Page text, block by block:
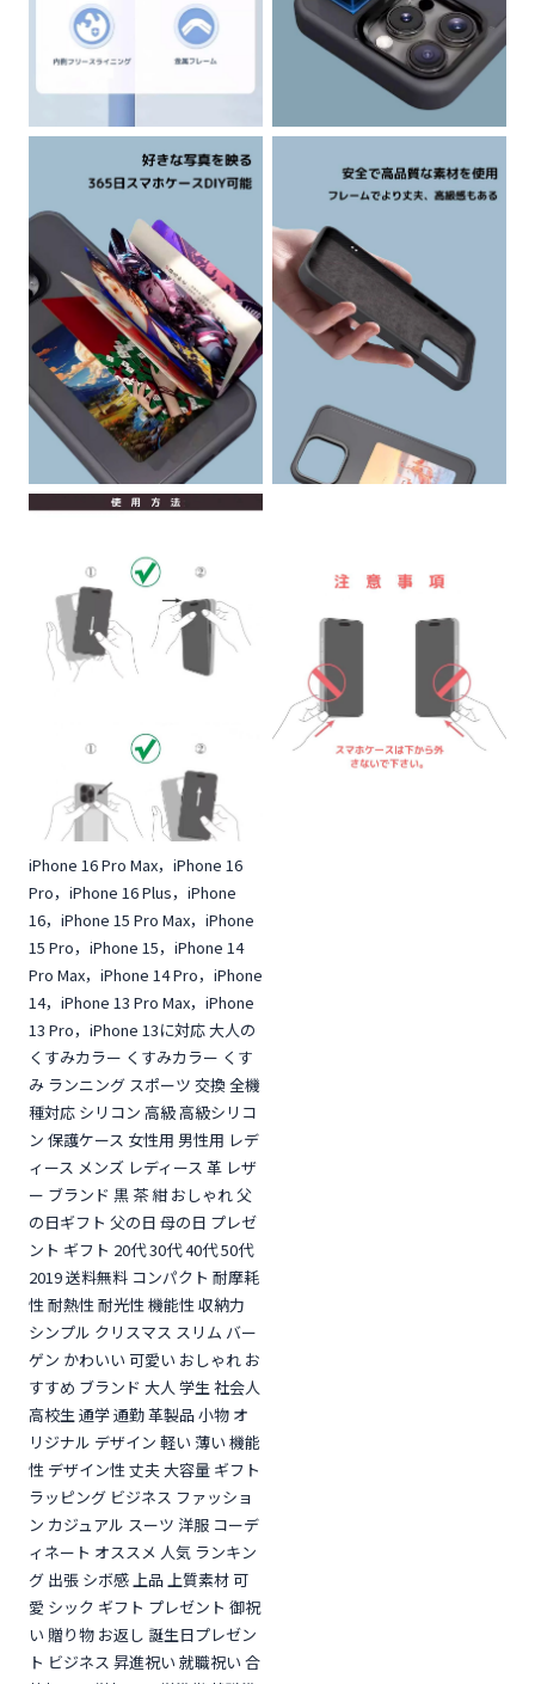
iPhone 16 Pro Max，iPhone 16
Pro，iPhone 16 Plus，iPhone
16，iPhone 15 Pro Max，iPhone
15 Pro，iPhone 15，iPhone 14
Pro Max，iPhone 14 Pro，iPhone
14，iPhone 13 Pro Max，iPhone
13 Pro，iPhone 13に対応 大人の
くすみカラー くすみカラー くす
み ランニング スポーツ 交換 全機
種対応 シリコン 高級 高級シリコ
ン 保護ケース 女性用 男性用 レデ
ィース メンズ レディース 革 レザ
ー ブランド 黒 茶 紺 おしゃれ 父
の日ギフト 父の日 母の日 プレゼ
ント ギフト 20代 30代 40代 50代
2019 送料無料 コンパクト 耐摩耗
性 耐熱性 耐光性 機能性 収納力
シンプル クリスマス スリム バー
ゲン かわいい 可愛い おしゃれ お
すすめ ブランド 大人 学生 社会人
高校生 通学 通勤 革製品 小物 オ
リジナル デザイン 軽い 薄い 機能
性 デザイン性 丈夫 大容量 ギフト
ラッピング ビジネス ファッショ
ン カジュアル スーツ 洋服 コーデ
ィネート オススメ 人気 ランキン
グ 出張 シボ感 上品 上質素材 可
愛 シック ギフト プレゼント 御祝
い 贈り物 お返し 誕生日プレゼン
ト ビジネス 昇進祝い 就職祝い 合